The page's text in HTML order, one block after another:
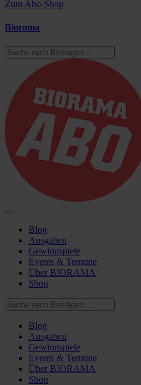
Zum Abo-Shop
Biorama
Blog
Ausgaben
Gewinnspiele
Events & Termine
Über BIORAMA
Shop
Blog
Ausgaben
Gewinnspiele
Events & Termine
Über BIORAMA
Shop